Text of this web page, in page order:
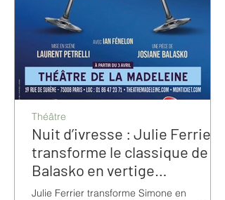
Nuit d’ivresse : Julie Ferrier
transforme le classique de
Balasko en vertige
bouleversant
Julie Ferrier transforme Simone en
Théâtre